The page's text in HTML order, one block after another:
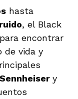
hasta
, el Black
encontrar
de vida y
Sennheiser y